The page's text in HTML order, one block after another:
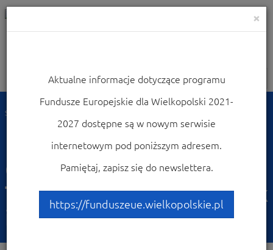
Nawigacja
Strona główna
Good examples of UE funded projects
Construction of the
Technical School Complex
in Tarnowo Podgórne
×
Aktualne informacje dotyczące programu
Fundusze Europejskie dla Wielkopolski 2021-
2027 dostępne są w nowym serwisie
internetowym pod poniższym adresem.
Pamiętaj, zapisz się do newslettera.
https://funduszeue.wielkopolskie.pl